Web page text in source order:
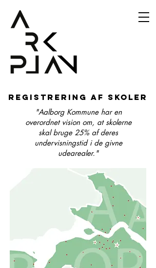
Registrering af skoler
"Aalborg Kommune har en
overordnet vision om, at skolerne
skal bruge 25% af deres
undervisningstid i de givne
udearealer."